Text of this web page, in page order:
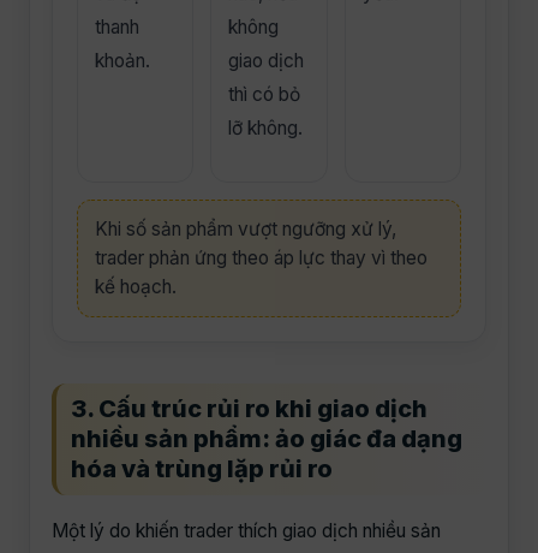
thanh
khoản.
không
giao dịch
thì có bỏ
lỡ không.
Khi số sản phẩm vượt ngưỡng xử lý,
trader phản ứng theo áp lực thay vì theo
kế hoạch.
3. Cấu trúc rủi ro khi giao dịch
nhiều sản phẩm: ảo giác đa dạng
hóa và trùng lặp rủi ro
Một lý do khiến trader thích giao dịch nhiều sản